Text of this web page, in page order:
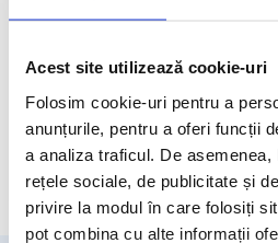
Acest site utilizează cookie-uri
Folosim cookie-uri pentru a
anunțurile, pentru a oferi funcții
a analiza traficul. De
rețele sociale, de publicitate și
privire la modul în care folosiți
pot combina cu alte informații
Camere hotel
Masa:All Inclusive.
Cere oferta personalizata